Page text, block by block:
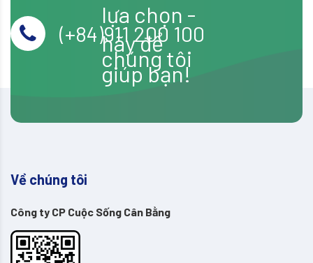
lựa chọn -
hãy để
chúng tôi
giúp bạn!
(+84)911 200 100
Về chúng tôi
Công ty CP Cuộc Sống Cân Bằng